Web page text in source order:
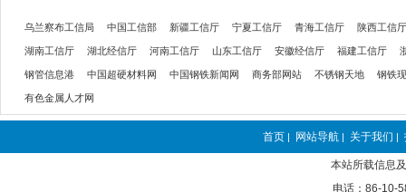
乌兰察布工信局 中国工信部 新疆工信厅 宁夏工信厅 青海工信厅 陕西工信厅
湖南工信厅 湖北经信厅 河南工信厅 山东工信厅 安徽经信厅 福建工信厅
钢管信息港 中国超硬材料网 中国钢铁新闻网 商务部网站 不锈钢天地 钢铁
有色金属人才网
首页 | 网站导航 | 关于我们 |
本站所载信息
电话：86-10-